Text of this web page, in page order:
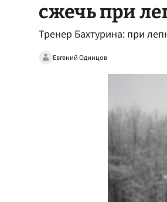
сжечь при
Тренер Бахтурина: при
Евгений Одинцов